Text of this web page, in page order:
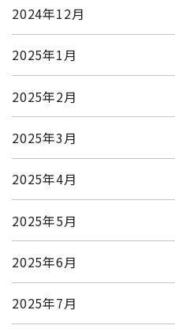
2024年12月
2025年1月
2025年2月
2025年3月
2025年4月
2025年5月
2025年6月
2025年7月